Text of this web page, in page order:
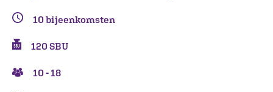
10 bijeenkomsten
120 SBU
10 - 18